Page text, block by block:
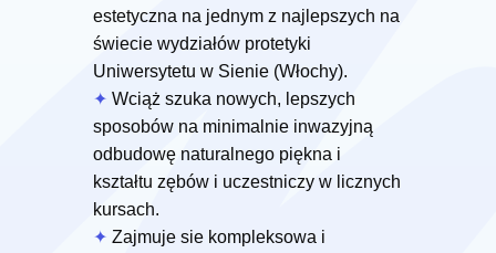
estetyczna na jednym z najlepszych na
świecie wydziałów protetyki
Uniwersytetu w Sienie (Włochy).
✦ Wciąż szuka nowych, lepszych
sposobów na minimalnie inwazyjną
odbudowę naturalnego piękna i
kształtu zębów i uczestniczy w licznych
kursach.
✦ Zajmuje sie kompleksowa i